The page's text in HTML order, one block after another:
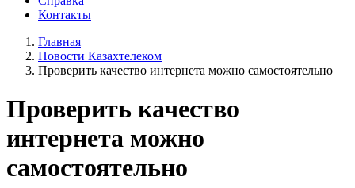
Контакты
Главная
Новости Казахтелеком
Проверить качество интернета можно самостоятельно
Проверить качество
интернета можно
самостоятельно